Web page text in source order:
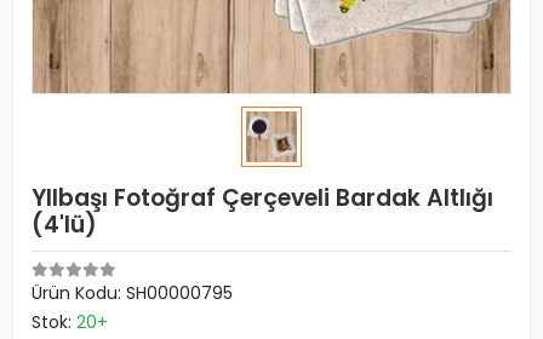
YIlbaşı Fotoğraf Çerçeveli Bardak Altlığı
(4'lü)
Ürün Kodu: SH00000795
Stok: 20+